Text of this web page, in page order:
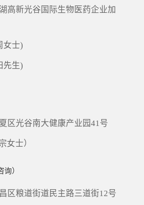
物将积极响应省委关于推动民
的号召，继续以大动物试验为
学研协同创新，加速构建国内
综合服务平台，为...
高新光谷国际生物医药企业加
女士)
先生)
区光谷南大健康产业园41号
女士）
询）
区粮道街道民主路三道街12号